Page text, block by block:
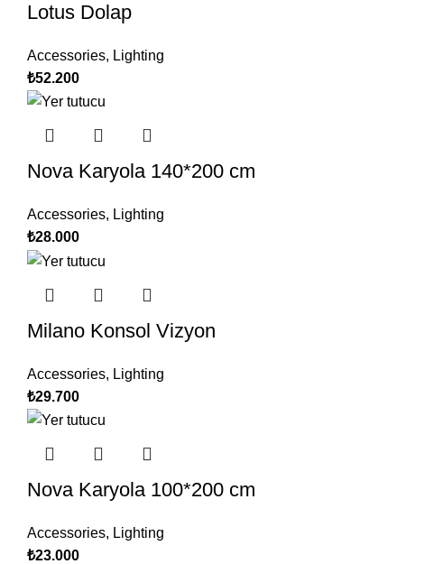
Lotus Dolap
Accessories, Lighting
₺52.200
Nova Karyola 140*200 cm
Accessories, Lighting
₺28.000
Milano Konsol Vizyon
Accessories, Lighting
₺29.700
Nova Karyola 100*200 cm
Accessories, Lighting
₺23.000